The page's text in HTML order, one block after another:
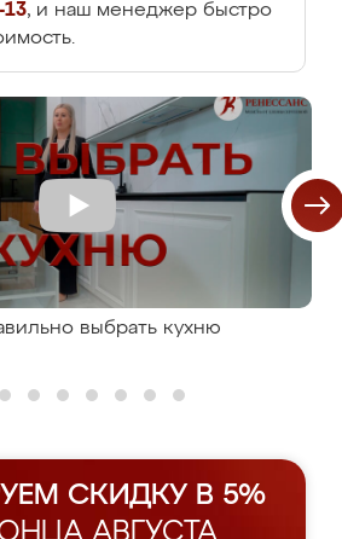
13, и наш менеджер быстро
выбрать кухню
СКИДКУ В 5%
АВГУСТА